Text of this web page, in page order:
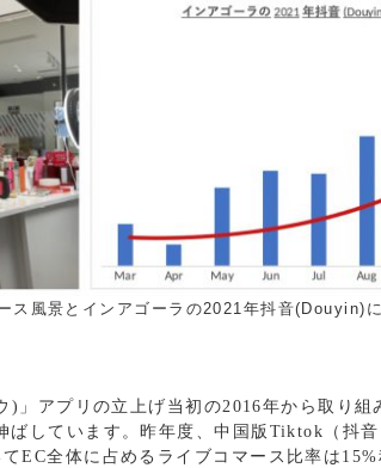
ス風景とインアゴーラの2021年抖音(Douyin)
」アプリの立上げ当初の2016年から取り組
ばしています。昨年度、中国版Tiktok（抖
EC全体に占めるライブコマース比率は